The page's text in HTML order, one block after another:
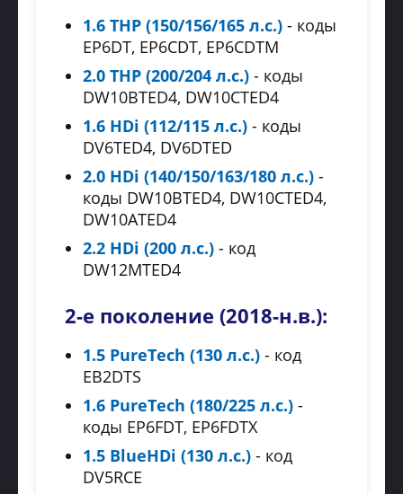
1.6 THP (150/156/165 л.с.) - коды
EP6DT, EP6CDT, EP6CDTM
2.0 THP (200/204 л.с.) - коды
DW10BTED4, DW10CTED4
1.6 HDi (112/115 л.с.) - коды
DV6TED4, DV6DTED
2.0 HDi (140/150/163/180 л.с.) -
коды DW10BTED4, DW10CTED4,
DW10ATED4
2.2 HDi (200 л.с.) - код
DW12MTED4
2-е поколение (2018-н.в.):
1.5 PureTech (130 л.с.) - код
EB2DTS
1.6 PureTech (180/225 л.с.) -
коды EP6FDT, EP6FDTX
1.5 BlueHDi (130 л.с.) - код
DV5RCE